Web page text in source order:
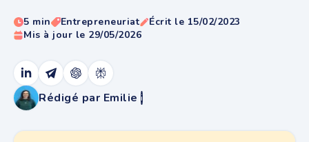
5 min Entrepreneuriat
Écrit le 15/02/2023
Mis à jour le 29/05/2026
Rédigé par Emilie i